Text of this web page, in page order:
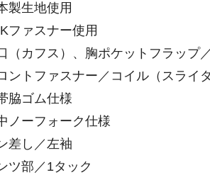
製生地使用
ファスナー使用
（カフス）、胸ポケットフラップ
ントファスナー／コイル（スライ
脇ゴム仕様
ノーフォーク仕様
差し／左袖
ツ部／1タック